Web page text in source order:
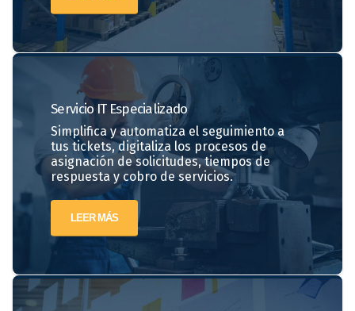
Servicio IT Especializado
Simplifica y automatiza el seguimiento a
tus tickets, digitaliza los procesos de
asignación de solicitudes, tiempos de
respuesta y cobro de servicios.
LEER MÁS